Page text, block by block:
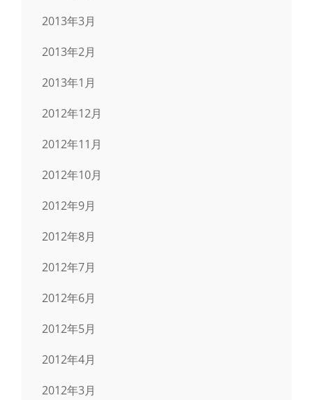
2013年3月
2013年2月
2013年1月
2012年12月
2012年11月
2012年10月
2012年9月
2012年8月
2012年7月
2012年6月
2012年5月
2012年4月
2012年3月